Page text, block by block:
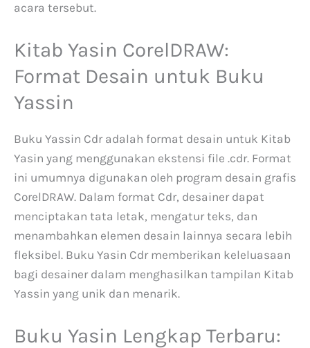
acara tersebut.
Kitab Yasin CorelDRAW:
Format Desain untuk Buku
Yassin
Buku Yassin Cdr adalah format desain untuk Kitab
Yasin yang menggunakan ekstensi file .cdr. Format
ini umumnya digunakan oleh program desain grafis
CorelDRAW. Dalam format Cdr, desainer dapat
menciptakan tata letak, mengatur teks, dan
menambahkan elemen desain lainnya secara lebih
fleksibel. Buku Yasin Cdr memberikan keleluasaan
bagi desainer dalam menghasilkan tampilan Kitab
Yassin yang unik dan menarik.
Buku Yasin Lengkap Terbaru: